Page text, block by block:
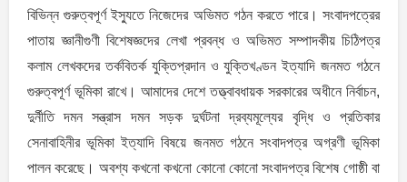
বিভিন্ন গুরুত্বপূর্ণ ইস্যুতে নিজেদের অভিমত গঠন করতে পারে। সংবাদপত্রের
পাতায় জ্ঞানীগুণী বিশেষজ্ঞদের লেখা প্রবন্ধ ও অভিমত সম্পাদকীয় চিঠিপত্র
কলাম লেখকদের তর্কবিতর্ক যুক্তিপ্রদান ও যুক্তিখণ্ডন ইত্যাদি জনমত গঠনে
গুরুত্বপূর্ণ ভূমিকা রাখে। আমাদের দেশে তত্ত্বাবধায়ক সরকারের অধীনে নির্বাচন,
দুর্নীতি দমন সন্ত্রাস দমন সড়ক দুর্ঘটনা দ্রব্যমূল্যের বৃদ্ধি ও প্রতিকার
সেনাবাহিনীর ভূমিকা ইত্যাদি বিষয়ে জনমত গঠনে সংবাদপত্র অগ্রণী ভূমিকা
পালন করেছে। অবশ্য কখনাে কখনাে কোনাে কোনাে সংবাদপত্র বিশেষ গােষ্ঠী বা